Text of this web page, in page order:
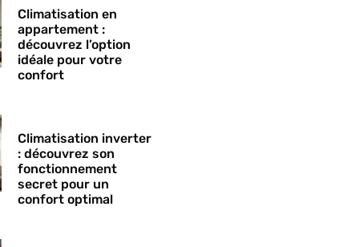
Climatisation en
appartement :
découvrez l’option
idéale pour votre
confort
Climatisation inverter
: découvrez son
fonctionnement
secret pour un
confort optimal